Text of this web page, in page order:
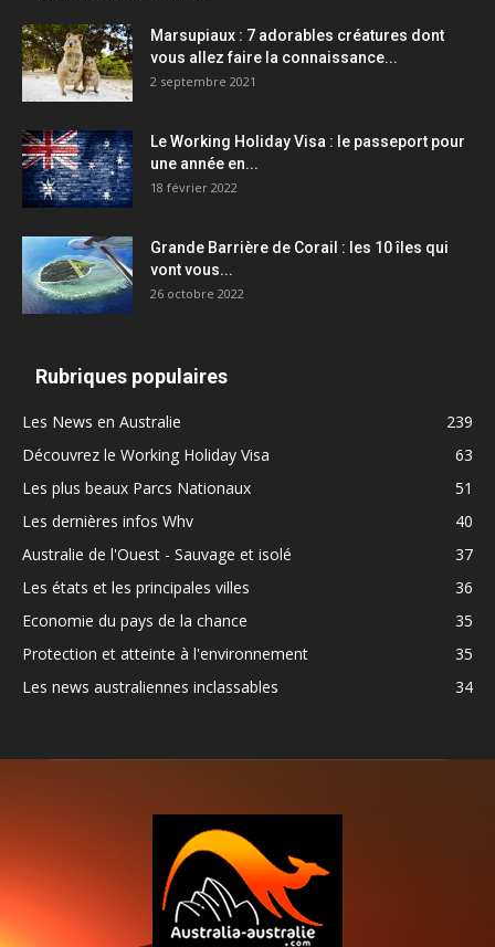
Marsupiaux : 7 adorables créatures dont
vous allez faire la connaissance...
2 septembre 2021
Le Working Holiday Visa : le passeport pour
une année en...
18 février 2022
Grande Barrière de Corail : les 10 îles qui
vont vous...
26 octobre 2022
Rubriques populaires
Les News en Australie
239
Découvrez le Working Holiday Visa
63
Les plus beaux Parcs Nationaux
51
Les dernières infos Whv
40
Australie de l'Ouest - Sauvage et isolé
37
Les états et les principales villes
36
Economie du pays de la chance
35
Protection et atteinte à l'environnement
35
Les news australiennes inclassables
34